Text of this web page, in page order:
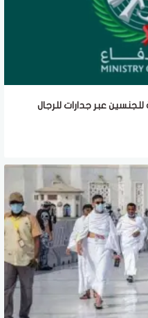
عبر جدارات للرجال